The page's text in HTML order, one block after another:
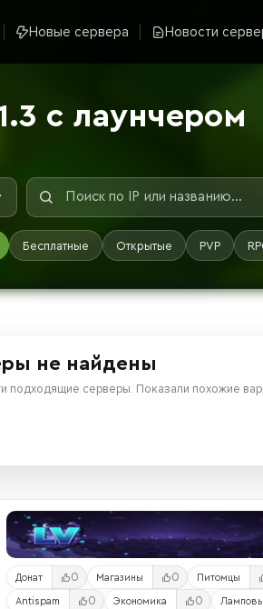
Новые сервера Новости
с лаунчером
Бесплатные Открытые PVP
не найдены
подходящие серверы. Показали похожие
Донат 0 Магазины 0 Питомцы
Antispam 0 Экономика 0